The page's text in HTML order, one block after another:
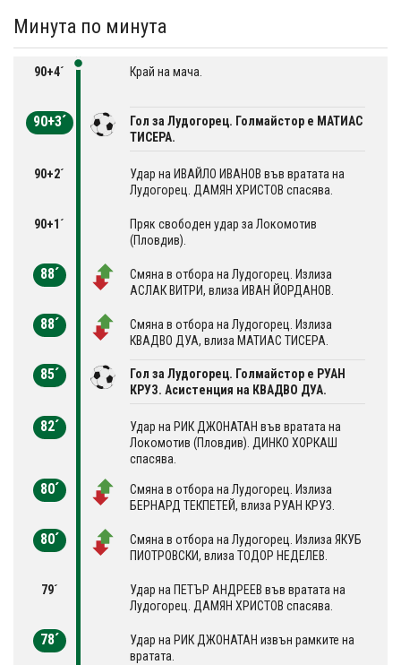
Минута по минута
90+4´ Край на мача.
90+3´
Гол за Лудогорец. Голмайстор е МАТИАС
ТИСЕРА.
90+2´
Удар на ИВАЙЛО ИВАНОВ във вратата на
Лудогорец. ДАМЯН ХРИСТОВ спасява.
90+1´
Пряк свободен удар за Локомотив
(Пловдив).
88´
Смяна в отбора на Лудогорец. Излиза
АСЛАК ВИТРИ, влиза ИВАН ЙОРДАНОВ.
88´
Смяна в отбора на Лудогорец. Излиза
КВАДВО ДУА, влиза МАТИАС ТИСЕРА.
85´
Гол за Лудогорец. Голмайстор е РУАН
КРУЗ. Асистенция на КВАДВО ДУА.
82´
Удар на РИК ДЖОНАТАН във вратата на
Локомотив (Пловдив). ДИНКО ХОРКАШ
спасява.
80´
Смяна в отбора на Лудогорец. Излиза
БЕРНАРД ТЕКПЕТЕЙ, влиза РУАН КРУЗ.
80´
Смяна в отбора на Лудогорец. Излиза ЯКУБ
ПИОТРОВСКИ, влиза ТОДОР НЕДЕЛЕВ.
79´
Удар на ПЕТЪР АНДРЕЕВ във вратата на
Лудогорец. ДАМЯН ХРИСТОВ спасява.
78´
Удар на РИК ДЖОНАТАН извън рамките на
вратата.